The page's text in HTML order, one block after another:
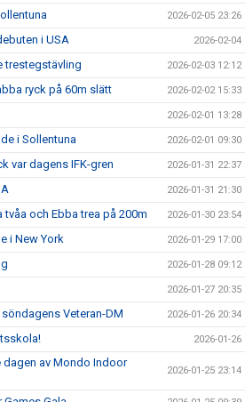
2026-02-05 23:26
i USA 2026-02-04
trestegstävling 2026-02-03 12:12
ryck på 60m slätt 2026-02-02 15:33
2026-02-01 13:28
i Sollentuna 2026-02-01 09:30
var dagens IFK-gren 2026-01-31 22:37
2026-01-31 21:30
och Ebba trea på 200m 2026-01-30 23:54
i New York 2026-01-29 17:00
2026-01-28 09:12
2026-01-27 20:35
Veteran-DM 2026-01-26 20:34
2026-01-26
dagen av Mondo Indoor
2026-01-25 23:14